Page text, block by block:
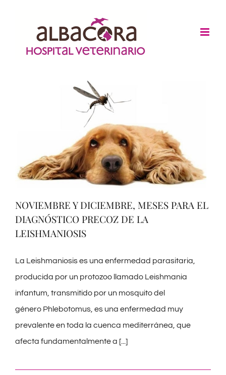
NOVIEMBRE Y DICIEMBRE, MESES PARA EL
DIAGNÓSTICO PRECOZ DE LA
LEISHMANIOSIS
La Leishmaniosis es una enfermedad parasitaria,
producida por un protozoo llamado Leishmania
infantum, transmitido por un mosquito del
género Phlebotomus, es una enfermedad muy
prevalente en toda la cuenca mediterránea, que
afecta fundamentalmente a [...]